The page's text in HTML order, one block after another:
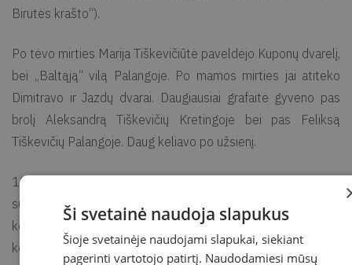
Birutės krašto“).
Po tėvo mirties Marija Tiškevičiūtė paveldėjo Kuponų dvarelį,
bei „Baltąją“ vilą Palangoje. Po mamos mirties jai atiteko
Dimitravo ir Jazdų dvarai. Daugiausiai grafaitė gyveno pas
brolį Aleksandrą Tiškevičių Kretingoje bei pas Feliksą
Tiškevičių Palangoje. Daug keliavo po užsienį.
1941 m. birželio 14-15 d. grafaitė Marija Tiškevičiūtė buvo
suimta enkavedistų ir ištremta į Krasnojarsko krašto Rešiotų
koncentracijos stovyklą. Tais pačiais metais ji mirė
koncentracijos stovyklos ligoninėje [1].
Ši svetainė naudoja slapukus
Šioje svetainėje naudojami slapukai, siekiant
pagerinti vartotojo patirtį. Naudodamiesi mūsų